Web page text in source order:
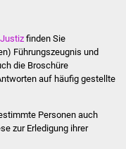
finden Sie
Führungszeugnis und
die Broschüre
aufhäufig gestellte
Personen auch
zur Erledigung ihrer